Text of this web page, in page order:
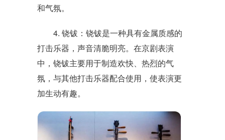
和气氛。
4. 铙钹：铙钹是一种具有金属质感的
打击乐器，声音清脆明亮。在京剧表演
中，铙钹主要用于制造欢快、热烈的气
氛，与其他打击乐器配合使用，使表演更
加生动有趣。